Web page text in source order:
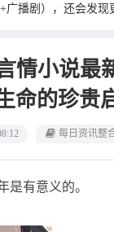
播剧），还会发现
情小说最
命的珍贵
每日资讯整
是有意义的。